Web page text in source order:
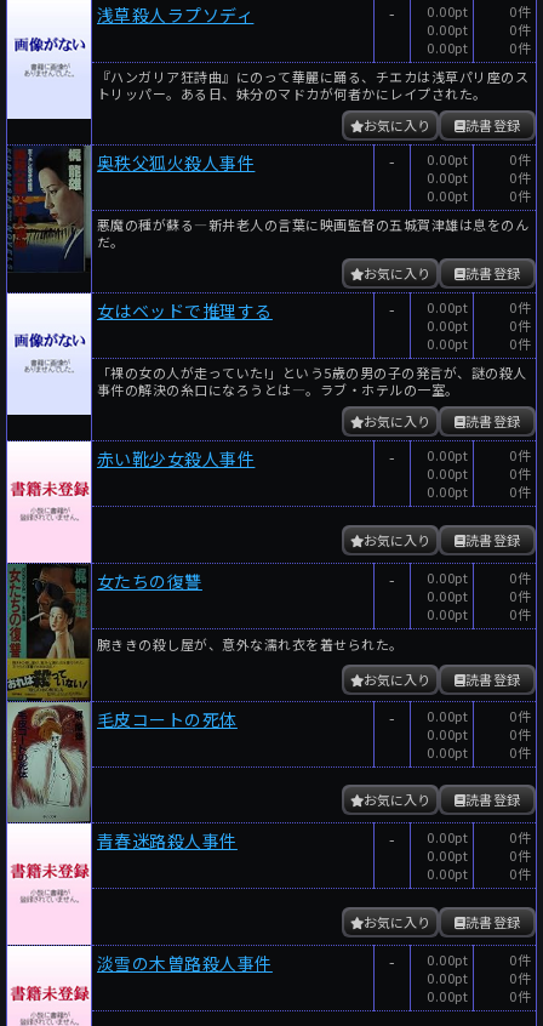
浅草殺人ラプソディ -
0.00pt
0.00pt
0.00pt
0件
0件
0件
『ハンガリア狂詩曲』にのって華麗に踊る、チエカは浅草パリ座のス
トリッパー。ある日、妹分のマドカが何者かにレイプされた。
読書登録
お気に入り
奥秩父狐火殺人事件 -
0.00pt
0.00pt
0.00pt
0件
0件
0件
悪魔の種が蘇る―新井老人の言葉に映画監督の五城賀津雄は息をのん
だ。
読書登録
お気に入り
女はベッドで推理する -
0.00pt
0.00pt
0.00pt
0件
0件
0件
「裸の女の人が走っていた!」という5歳の男の子の発言が、謎の殺人
事件の解決の糸口になろうとは―。ラブ・ホテルの一室。
読書登録
お気に入り
赤い靴少女殺人事件 -
0.00pt
0.00pt
0.00pt
0件
0件
0件
読書登録
お気に入り
女たちの復讐 -
0.00pt
0.00pt
0.00pt
0件
0件
0件
腕ききの殺し屋が、意外な濡れ衣を着せられた。
読書登録
お気に入り
毛皮コートの死体 -
0.00pt
0.00pt
0.00pt
0件
0件
0件
読書登録
お気に入り
青春迷路殺人事件 -
0.00pt
0.00pt
0.00pt
0件
0件
0件
読書登録
お気に入り
淡雪の木曽路殺人事件 -
0.00pt
0.00pt
0.00pt
0件
0件
0件